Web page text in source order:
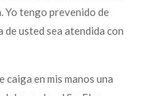
Yo tengo prevenido de
usted sea atendida con
caiga en mis manos una